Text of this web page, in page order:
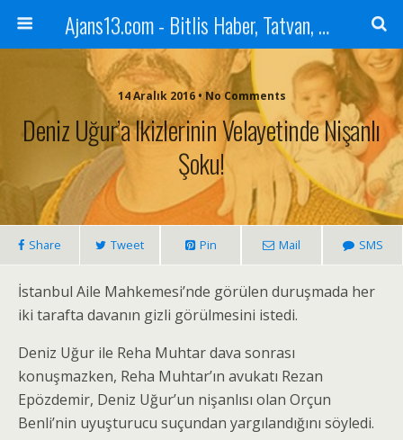
Ajans13.com - Bitlis Haber, Tatvan, Ahlat, Adilcevaz, Mutki, Hizan, Güroymak, Gazete, Ajans, 13, Haber
14 Aralık 2016 • No Comments
Deniz Uğur’a Ikizlerinin Velayetinde Nişanlı
Şoku!
Share Tweet Pin Mail SMS
İstanbul Aile Mahkemesi’nde görülen duruşmada her
iki tarafta davanın gizli görülmesini istedi.
Deniz Uğur ile Reha Muhtar dava sonrası
konuşmazken, Reha Muhtar’ın avukatı Rezan
Epözdemir, Deniz Uğur’un nişanlısı olan Orçun
Benli’nin uyuşturucu suçundan yargılandığını söyledi.